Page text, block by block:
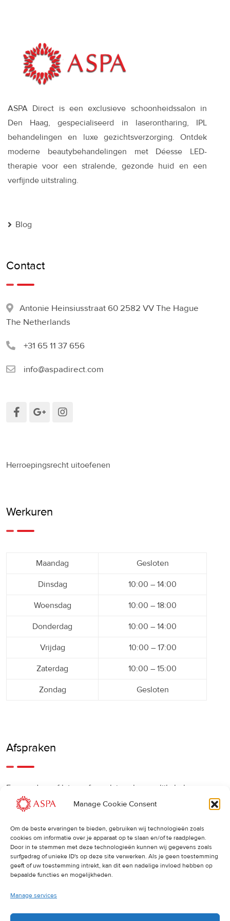
Manage Cookie Consent
Om de beste ervaringen te bieden, gebruiken wij technologieën zoals
cookies om informatie over je apparaat op te slaan en/of te raadplegen.
Door in te stemmen met deze technologieën kunnen wij gegevens zoals
surfgedrag of unieke ID's op deze site verwerken. Als je geen toestemming
geeft of uw toestemming intrekt, kan dit een nadelige invloed hebben op
bepaalde functies en mogelijkheden.
Manage services
ASPA Direct is een exclusieve schoonheidssalon in
Den Haag, gespecialiseerd in laserontharing, IPL
behandelingen en luxe gezichtsverzorging. Ontdek
moderne beautybehandelingen met Déesse LED-
therapie voor een stralende, gezonde huid en een
verfijnde uitstraling.
Blog
Contact
Antonie Heinsiusstraat 60 2582 VV The Hague
The Netherlands
+31 65 11 37 656
info@aspadirect.com
Herroepingsrecht uitoefenen
Werkuren
Maandag Gesloten
Dinsdag 10:00 – 14:00
Woensdag 10:00 – 18:00
Donderdag 10:00 – 14:00
Vrijdag 10:00 – 17:00
Zaterdag 10:00 – 15:00
Zondag Gesloten
Afspraken
Een eerdere of latere afspraak is ook mogelijk, bel ons
gerust.
Cancellations:
Indien u een afspraak wilt wijzigen of annuleren, vragen wij
u dit 24 uur van tevoren door te geven. Anders worden de